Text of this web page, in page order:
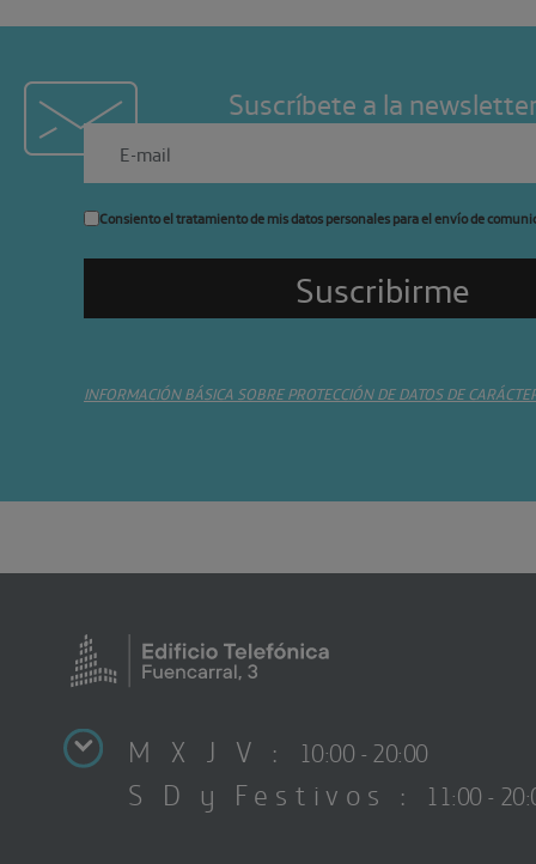
Suscríbete a la
Consiento el tratamiento de mis datos personales para el envío de
INFORMACIÓN BÁSICA SOBRE PROTECCIÓN DE DATOS DE
M X J V : 10:00 - 20:00
S D y Festivos : 11:00 -